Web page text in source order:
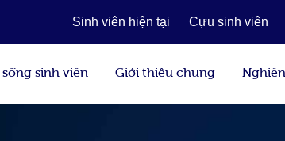
Sinh viên hiện tại Cựu sinh viên
sinh viên Giới thiệu chung